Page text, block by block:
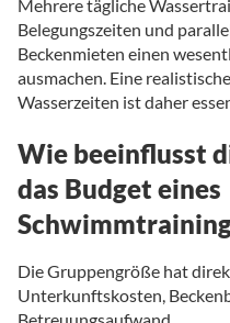
Mehrere tägliche
Belegungszeiten und
Beckenmieten einen
ausmachen. Eine
Wasserzeiten ist daher
Wie beeinflusst
das Budget eines
Die Gruppengröße hat
Unterkunftskosten,
Betreuungsaufwand.